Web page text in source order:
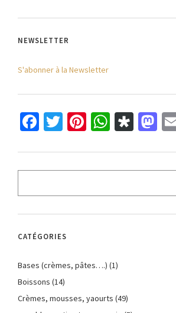
NEWSLETTER
S'abonner à la Newsletter
Facebook
Twitter
Pinterest
CATÉGORIES
Bases (crèmes, pâtes….) (1)
Boissons (14)
Crèmes, mousses, yaourts (49)